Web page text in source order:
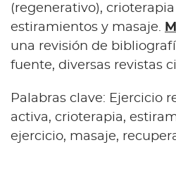
(regenerativo),
estiramientos y masaje.
una revisión de
fuente, diversas revistas
Palabras clave: Ejercicio
activa, crioterapia,
ejercicio, masaje,